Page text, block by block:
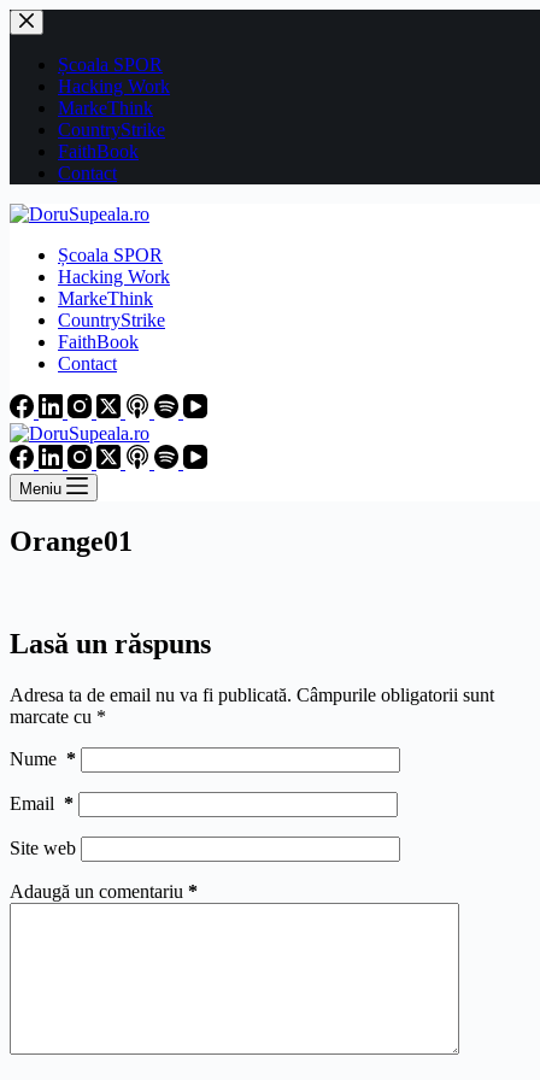
Sari
la
conținutȘcoala SPOR
Hacking Work
MarkeThink
CountryStrike
FaithBook
Contact
Școala SPOR
Hacking Work
MarkeThink
CountryStrike
FaithBook
Contact
Meniu
Orange01
Lasă un răspuns
Adresa ta de email nu va fi publicată. Câmpurile obligatorii sunt
marcate cu *
Nume *
Email *
Site web
Adaugă un comentariu *